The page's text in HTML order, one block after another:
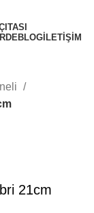
BLOG İLETIŞIM
21cm